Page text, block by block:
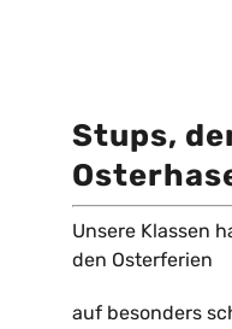
Eltern
Kernzeit
Stups,
Unsere Klassen
den Osterferien
auf besonders